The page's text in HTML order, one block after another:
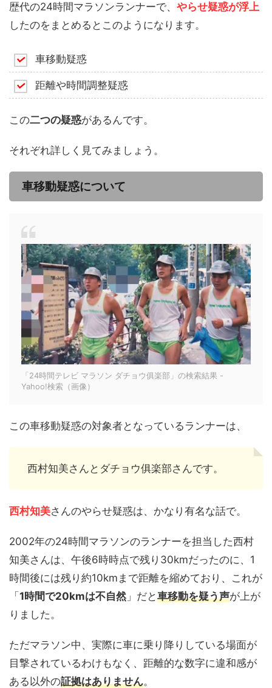
歴代の24時間マラソンランナーで、 やらせ疑惑が浮上
したのをまとめるとこのようになります。
車移動疑惑
距離や時間調整疑惑
この二つの疑惑があるんです。
それぞれ詳しく見てみましょう。
車移動疑惑について
「24時間テレビ マラソン ダチョウ俱楽部」の検索結果 -
Yahoo!検索（画像）
この車移動疑惑の対象者となっているランナーは、
西村知美さんとダチョウ俱楽部さんです。
西村知美さんのやらせ疑惑は、かなり有名な話で。
2002年の24時間マラソンのランナーを担当した西村
知美さんは、午後6時時点で残り30kmだったのに、1
時間後には残り約10kmまで距離を縮めており、これが
「1時間で20kmは不自然」だと車移動を疑う声が上が
りました。
ただマラソン中、実際に車に乗り降りしている場面が
目撃されているわけもなく、距離的な数字に違和感が
ある以外の証拠はありません。